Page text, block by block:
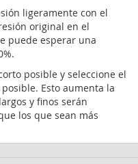
ligeramente con el
original en el
puede esperar una
posible y seleccione el
Esto aumenta la
y finos serán
los que sean más